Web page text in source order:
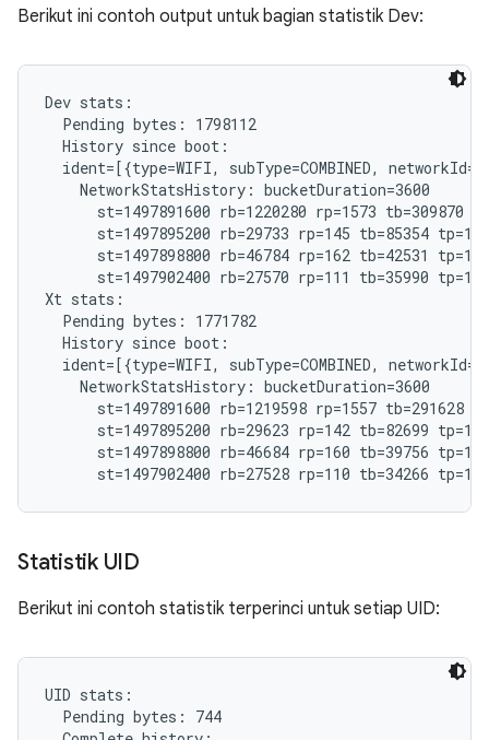
Berikut ini contoh output untuk bagian statistik Dev:
Dev stats:
  Pending bytes: 1798112
  History since boot:
ident=[{type=WIFI, subType=COMBINED,
    NetworkStatsHistory: bucketDuration=3600
st=1497891600 rb=1220280 rp=1573 tb=309870
st=1497895200 rb=29733 rp=145 tb=85354
st=1497898800 rb=46784 rp=162 tb=42531
st=1497902400 rb=27570 rp=111 tb=35990
Xt stats:
  Pending bytes: 1771782
  History since boot:
ident=[{type=WIFI, subType=COMBINED,
    NetworkStatsHistory: bucketDuration=3600
st=1497891600 rb=1219598 rp=1557 tb=291628
st=1497895200 rb=29623 rp=142 tb=82699
st=1497898800 rb=46684 rp=160 tb=39756
Statistik UID
Berikut ini contoh statistik terperinci untuk setiap UID:
UID stats:
  Pending bytes: 744